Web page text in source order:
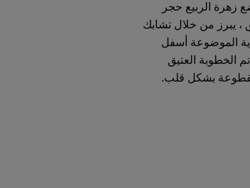
زهرة الربيع حجر
، يبرز من خلال تشابك
الموضوعة أسفل
الخطوبة العتيق
بشكل قلب.